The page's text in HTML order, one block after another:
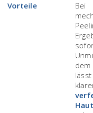
Vorteile
Bei
dem